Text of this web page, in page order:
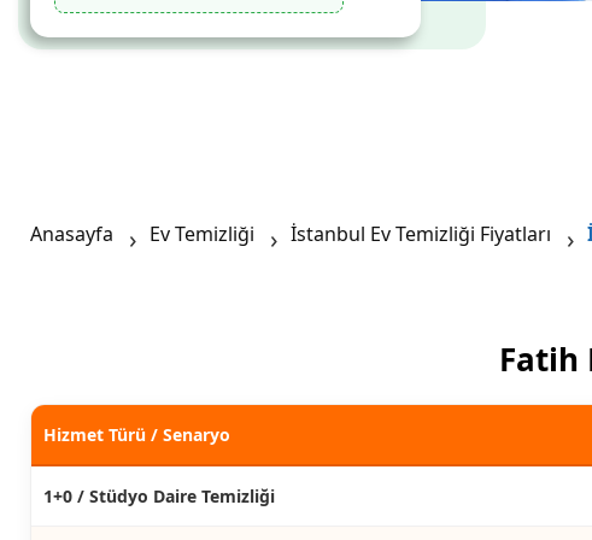
Anasayfa Ev Temizliği İstanbul Ev Temizliği Fiyatları
Fatih
Hizmet Türü / Senaryo
1+0 / Stüdyo Daire Temizliği